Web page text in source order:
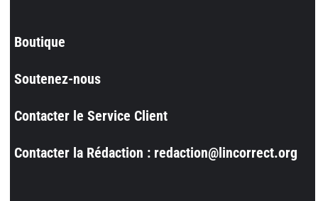
Boutique
Soutenez-nous
Contacter le Service Client
Contacter la Rédaction : redaction@lincorrect.org